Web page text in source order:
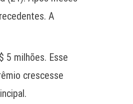
A
5 milhões. Esse
crescesse